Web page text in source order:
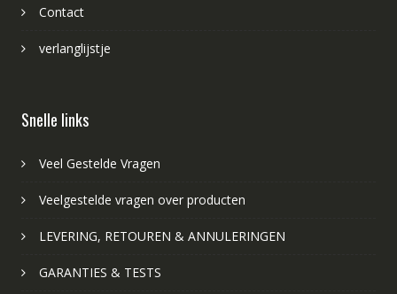
Contact
verlanglijstje
Snelle links
Veel Gestelde Vragen
Veelgestelde vragen over producten
LEVERING, RETOUREN & ANNULERINGEN
GARANTIES & TESTS